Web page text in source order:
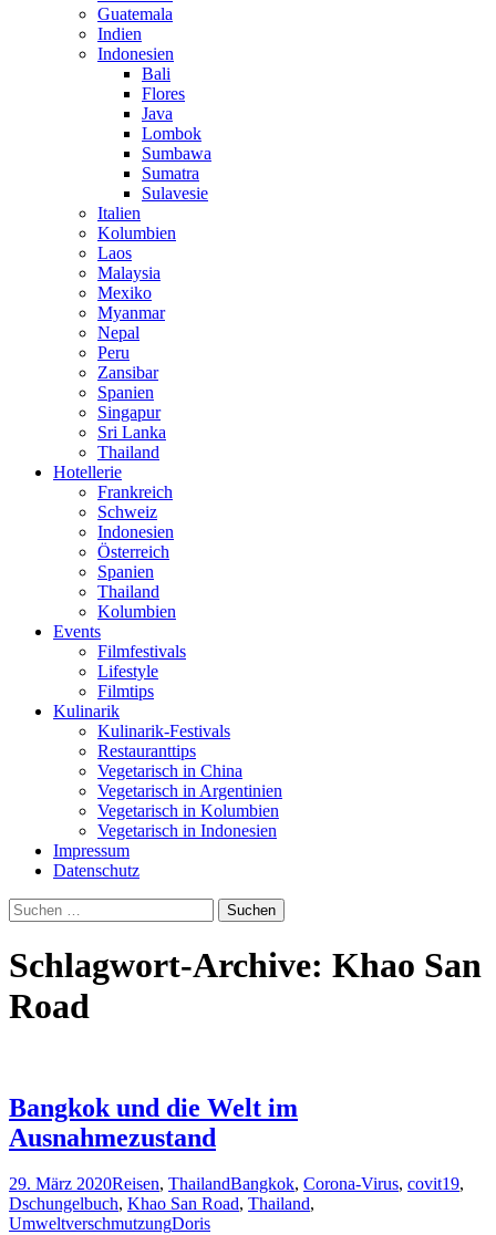
Guatemala
Indien
Indonesien
Bali
Flores
Java
Lombok
Sumbawa
Sumatra
Sulavesie
Italien
Kolumbien
Laos
Malaysia
Mexiko
Myanmar
Nepal
Peru
Zansibar
Spanien
Singapur
Sri Lanka
Thailand
Hotellerie
Frankreich
Schweiz
Indonesien
Österreich
Spanien
Thailand
Kolumbien
Events
Filmfestivals
Lifestyle
Filmtips
Kulinarik
Kulinarik-Festivals
Restauranttips
Vegetarisch in China
Vegetarisch in Argentinien
Vegetarisch in Kolumbien
Vegetarisch in Indonesien
Impressum
Datenschutz
Suchen
nach:
Schlagwort-Archive: Khao San
Road
Bangkok und die Welt im
Ausnahmezustand
29. März 2020Reisen, ThailandBangkok, Corona-Virus, covit19,
Dschungelbuch, Khao San Road, Thailand,
UmweltverschmutzungDoris